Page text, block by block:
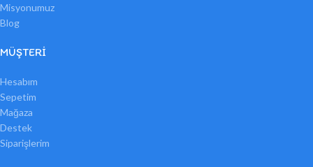
Misyonumuz
Blog
MÜŞTERI
Hesabım
Sepetim
Mağaza
Destek
Siparişlerim